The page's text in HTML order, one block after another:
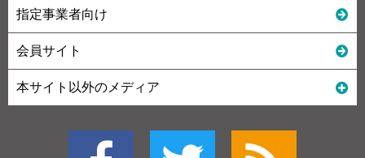
指定事業者向け
会員サイト
本サイト以外のメディア